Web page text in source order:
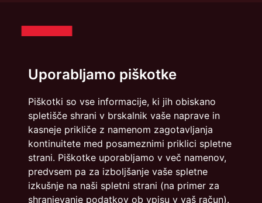
Uporabljamo piškotke
Piškotki so vse informacije, ki jih obiskano
spletišče shrani v brskalnik vaše naprave in
kasneje prikliče z namenom zagotavljanja
kontinuitete med posameznimi priklici spletne
strani. Piškotke uporabljamo v več namenov,
predvsem pa za izboljšanje vaše spletne
izkušnje na naši spletni strani (na primer za
shranjevanje podatkov ob vpisu v vaš račun).
Politika zasebnosti Piškotki
info@dmslo.si
Društvo za marketing Slovenije - DMS | Dimičeva ulica 13 |
1000 Ljubljana